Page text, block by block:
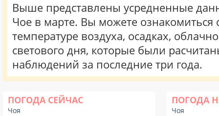
Выше представлены усредненные
Чое в марте. Вы можете
температуре воздуха, осадках,
светового дня, которые были
наблюдений за последние три года.
ПОГОДА СЕЙЧАС
Чоя
ПОГОДА
Чоя